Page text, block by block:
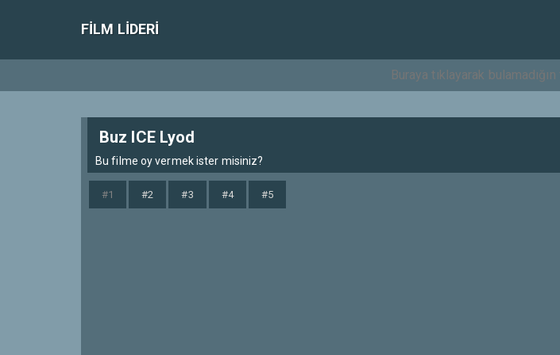
FILM LIDERI
Buz ICE Lyod
Bu filme oy vermek ister misiniz?
#1 #2 #3 #4 #5